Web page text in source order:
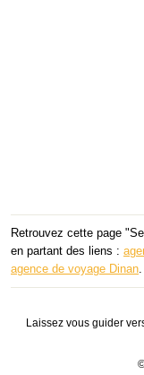
Retrouvez cette page
en partant des liens :
agence de voyage Dinan.
Laissez vous guider